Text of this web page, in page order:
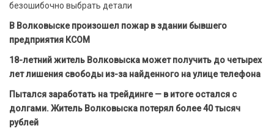
безошибочно выбрать детали
В Волковыске произошел пожар в здании бывшего
предприятия КСОМ
18-летний житель Волковыска может получить до четырех
лет лишения свободы из-за найденного на улице телефона
Пытался заработать на трейдинге — в итоге остался с
долгами. Житель Волковыска потерял более 40 тысяч
рублей